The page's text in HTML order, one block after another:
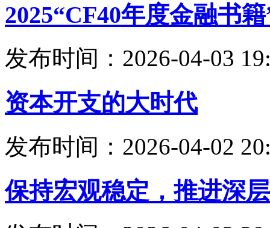
2025“CF40年度金融书
发布时间：2026-04-03
资本开支的大时代
发布时间：2026-04-02
保持宏观稳定，推进深